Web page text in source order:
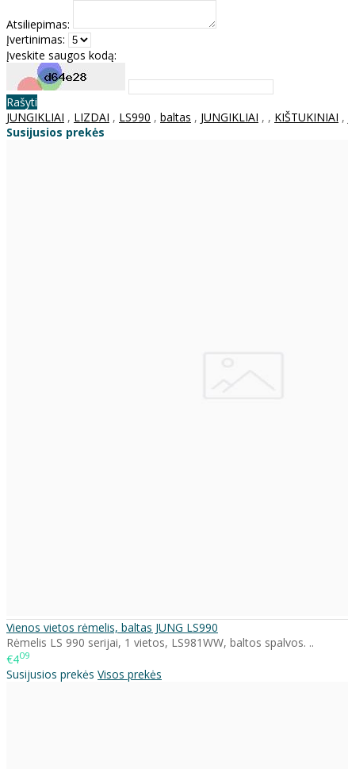
Atsiliepimas:
Įvertinimas:
Įveskite saugos kodą:
Rašyti
JUNGIKLIAI , LIZDAI , LS990 , baltas , JUNGIKLIAI , , KIŠTUKINIAI ,
Susijusios prekės
Vienos vietos rėmelis, baltas JUNG LS990
Rėmelis LS 990 serijai, 1 vietos, LS981WW, baltos spalvos. ..
€409
Susijusios prekės Visos prekės